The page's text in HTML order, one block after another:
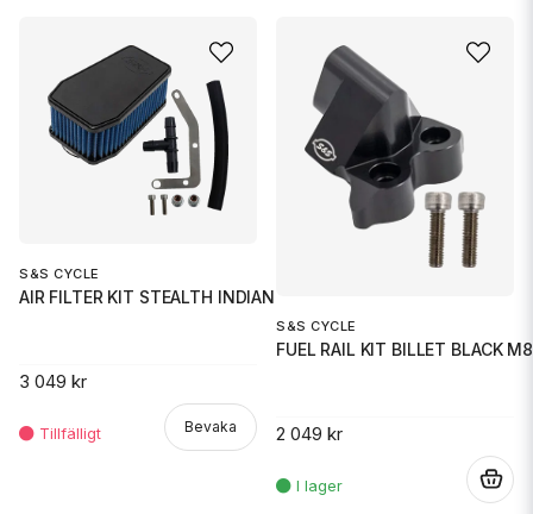
S&S CYCLE
AIR FILTER KIT STEALTH INDIAN
3 049 kr
Bevaka
S&S CYCLE
FUEL RAIL KIT BILLET BLACK M8
2 049 kr